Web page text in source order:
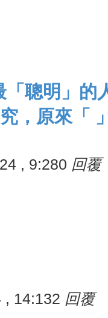
「聰明」的
，原來「
, 9:280 回覆
, 14:132 回覆